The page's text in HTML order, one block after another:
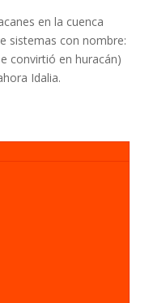
en la cuenca
sistemas con nombre:
convirtió en huracán)
Idalia.